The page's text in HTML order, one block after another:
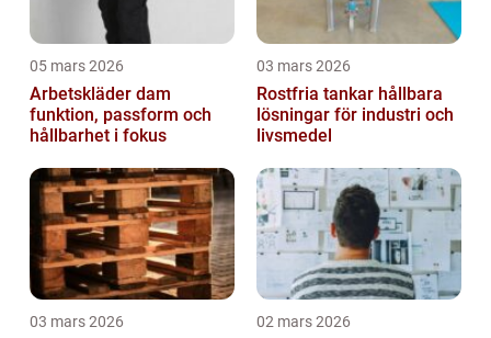
05 mars 2026
Arbetskläder dam
funktion, passform och
hållbarhet i fokus
03 mars 2026
Rostfria tankar hållbara
lösningar för industri och
livsmedel
03 mars 2026 02 mars 2026